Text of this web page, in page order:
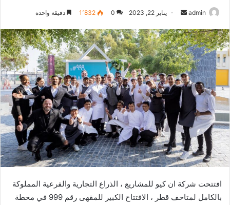
admin
س
ل
ب
ر
ي
د
ا
إ
ل
ك
ت
و
ن
يناير 22, 2023 0 1٬832 دقيقة واحدة
افتتحت شركة ان كيو للمشاريع ، الذراع التجارية والفرعية المملوكة
بالكامل لمتاحف قطر ، الافتتاح الكبير للمقهى رقم 999 في محطة